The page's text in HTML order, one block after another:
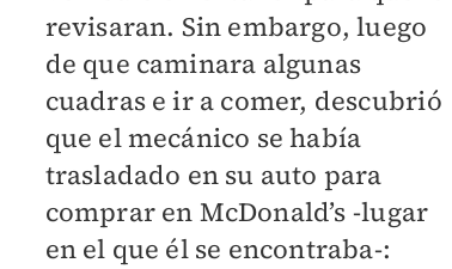
revisaran. Sin embargo, luego
de que caminara algunas
cuadras e ir a comer, descubrió
que el mecánico se había
trasladado en su auto para
comprar en McDonald’s -lugar
en el que él se encontraba-: